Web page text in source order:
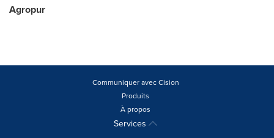
Agropur
Communiquer avec Cision
Produits
À propos
Services